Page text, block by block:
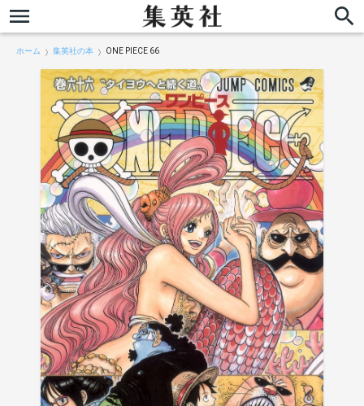
ホーム 集英社の本 ONE PIECE 66